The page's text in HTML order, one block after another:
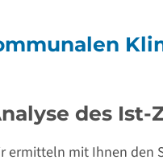
von
stellen Ihnen